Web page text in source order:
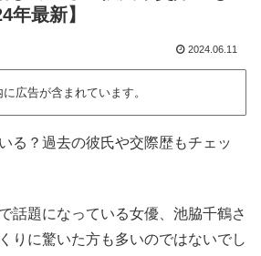
年最新】
2024.06.11
広告が含まれています。
る？過去の彼氏や交際歴もチェッ
話題になっている女優、池脇千鶴さ
りに驚いた方も多いのではないでし